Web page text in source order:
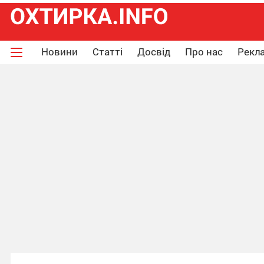
Новини Статті Досвід Про нас